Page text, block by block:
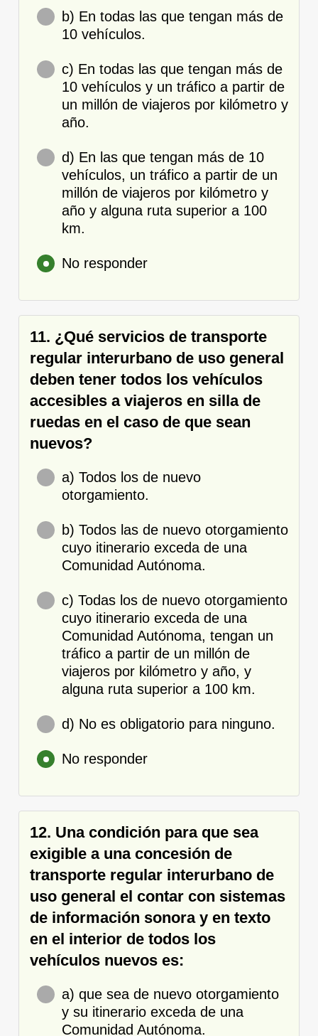
b) En todas las que tengan más de
10 vehículos.
c) En todas las que tengan más de
10 vehículos y un tráfico a partir de
un millón de viajeros por kilómetro y
año.
d) En las que tengan más de 10
vehículos, un tráfico a partir de un
millón de viajeros por kilómetro y
año y alguna ruta superior a 100
km.
No responder
11. ¿Qué servicios de transporte
regular interurbano de uso general
deben tener todos los vehículos
accesibles a viajeros en silla de
ruedas en el caso de que sean
nuevos?
a) Todos los de nuevo
otorgamiento.
b) Todos las de nuevo otorgamiento
cuyo itinerario exceda de una
Comunidad Autónoma.
c) Todas los de nuevo otorgamiento
cuyo itinerario exceda de una
Comunidad Autónoma, tengan un
tráfico a partir de un millón de
viajeros por kilómetro y año, y
alguna ruta superior a 100 km.
d) No es obligatorio para ninguno.
No responder
12. Una condición para que sea
exigible a una concesión de
transporte regular interurbano de
uso general el contar con sistemas
de información sonora y en texto
en el interior de todos los
vehículos nuevos es:
a) que sea de nuevo otorgamiento
y su itinerario exceda de una
Comunidad Autónoma.